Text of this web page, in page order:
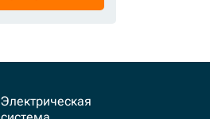
Электрическая